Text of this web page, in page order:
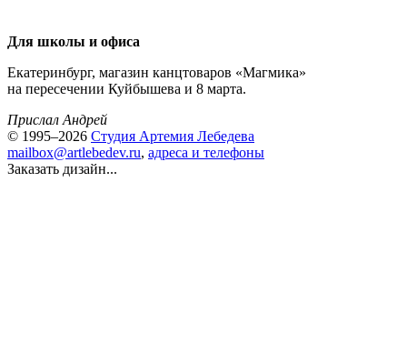
Для школы и офиса
Екатеринбург, магазин канцтоваров «Магмика»
на пересечении Куйбышева и 8 марта.
Прислал Андрей
© 1995–2026 Студия Артемия Лебедева
mailbox@artlebedev.ru, адреса и телефоны
Заказать дизайн...